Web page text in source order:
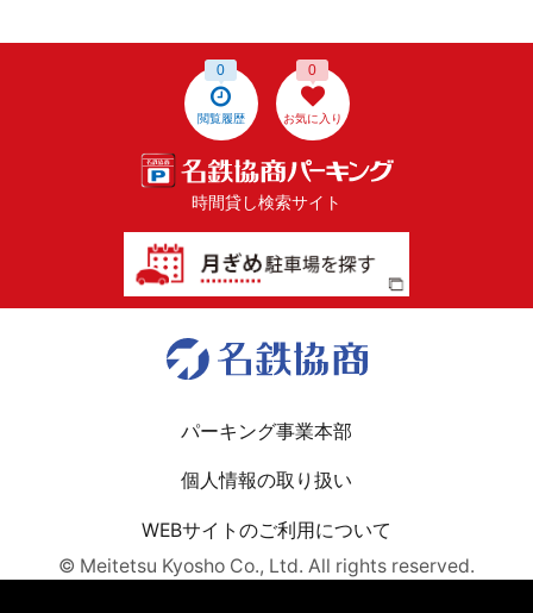
閲覧履歴
0
お気に入り
0
時間貸し検索サイト
パーキング事業本部
個人情報の取り扱い
WEBサイトのご利用について
© Meitetsu Kyosho Co., Ltd. All rights reserved.